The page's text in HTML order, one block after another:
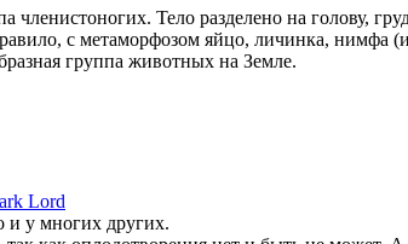
членистоногих. Тело разделено на голову,
с метаморфозом яйцо, личинка, нимфа
группа животных на Земле.
Lord
и у многих других.